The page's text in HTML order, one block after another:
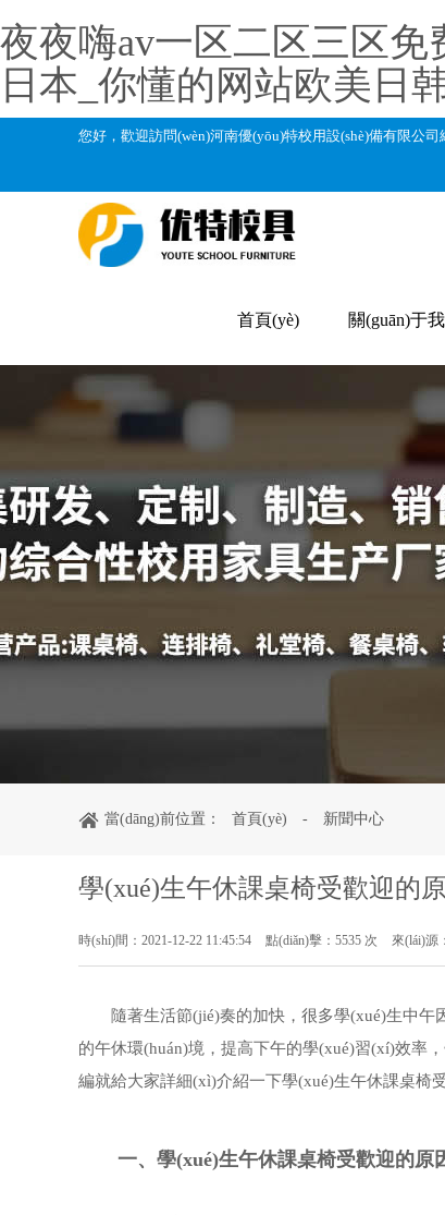
夜夜嗨av一区二区三区
日本_你懂的网站欧美日
您好，歡迎訪問(wèn)河南優(yōu)特校用設(shè)備有限
首頁(yè) 關(guān)于
當(dāng)前位置： 首頁(yè) - 新聞中心
學(xué)生午休課桌椅受歡迎的
時(shí)間：2021-12-22 11:45:54 點(diǎn)擊：5535 次 來(lái)源
隨著生活節(jié)奏的加快，很多學(xué)生中午因
的午休環(huán)境，提高下午的學(xué)習(xí)效率
編就給大家詳細(xì)介紹一下學(xué)生午休課桌椅受
一、學(xué)生午休課桌椅受歡迎的原